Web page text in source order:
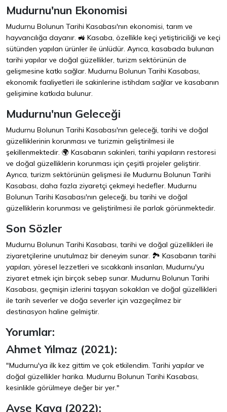
Mudurnu'nun Ekonomisi
Mudurnu Bolunun Tarihi Kasabası'nın ekonomisi, tarım ve
hayvancılığa dayanır. 🚜 Kasaba, özellikle keçi yetiştiriciliği ve keçi
sütünden yapılan ürünler ile ünlüdür. Ayrıca, kasabada bulunan
tarihi yapılar ve doğal güzellikler, turizm sektörünün de
gelişmesine katkı sağlar. Mudurnu Bolunun Tarihi Kasabası,
ekonomik faaliyetleri ile sakinlerine istihdam sağlar ve kasabanın
gelişimine katkıda bulunur.
Mudurnu'nun Geleceği
Mudurnu Bolunun Tarihi Kasabası'nın geleceği, tarihi ve doğal
güzelliklerinin korunması ve turizmin geliştirilmesi ile
şekillenmektedir. 🌍 Kasabanın sakinleri, tarihi yapıların restoresi
ve doğal güzelliklerin korunması için çeşitli projeler geliştirir.
Ayrıca, turizm sektörünün gelişmesi ile Mudurnu Bolunun Tarihi
Kasabası, daha fazla ziyaretçi çekmeyi hedefler. Mudurnu
Bolunun Tarihi Kasabası'nın geleceği, bu tarihi ve doğal
güzelliklerin korunması ve geliştirilmesi ile parlak görünmektedir.
Son Sözler
Mudurnu Bolunun Tarihi Kasabası, tarihi ve doğal güzellikleri ile
ziyaretçilerine unutulmaz bir deneyim sunar. 🏞️ Kasabanın tarihi
yapıları, yöresel lezzetleri ve sıcakkanlı insanları, Mudurnu'yu
ziyaret etmek için birçok sebep sunar. Mudurnu Bolunun Tarihi
Kasabası, geçmişin izlerini taşıyan sokakları ve doğal güzellikleri
ile tarih severler ve doğa severler için vazgeçilmez bir
destinasyon haline gelmiştir.
Yorumlar:
Ahmet Yılmaz (2021):
"Mudurnu'ya ilk kez gittim ve çok etkilendim. Tarihi yapılar ve
doğal güzellikler harika. Mudurnu Bolunun Tarihi Kasabası,
kesinlikle görülmeye değer bir yer."
Ayşe Kaya (2022):